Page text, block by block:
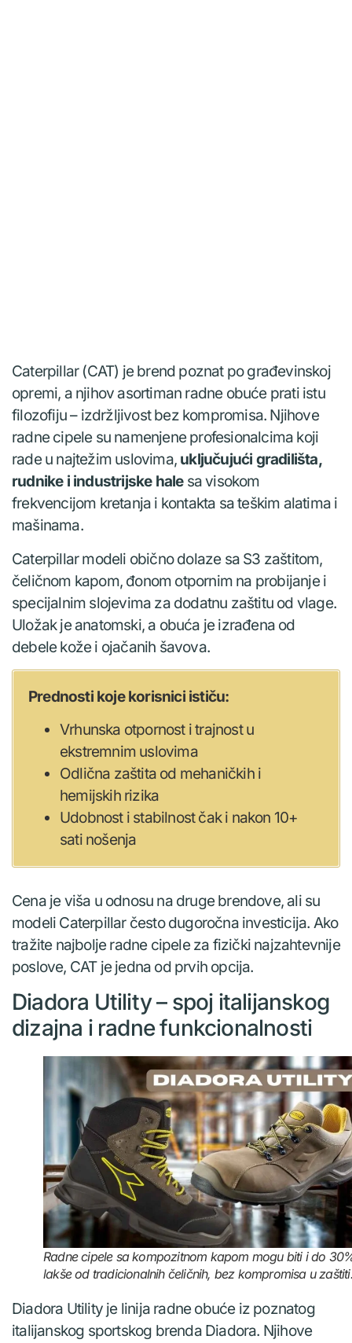
Caterpillar (CAT) je brend poznat po građevinskoj
opremi, a njihov asortiman radne obuće prati istu
filozofiju – izdržljivost bez kompromisa. Njihove
radne cipele su namenjene profesionalcima koji
rade u najtežim uslovima, uključujući gradilišta,
rudnike i industrijske halesa visokom
frekvencijom kretanja i kontakta sa teškim alatima i
mašinama.
Caterpillar modeli obično dolaze sa S3 zaštitom,
čeličnom kapom, đonom otpornim na probijanje i
specijalnim slojevima za dodatnu zaštitu od vlage.
Uložak je anatomski, a obuća je izrađena od
debele kože i ojačanih šavova.
Prednosti koje korisnici ističu:
Vrhunska otpornost i trajnost u
ekstremnim uslovima
Odlična zaštita od mehaničkih i
hemijskih rizika
Udobnost i stabilnost čak i nakon 10+
sati nošenja
Cena je viša u odnosu na druge brendove, ali su
modeli Caterpillar često dugoročna investicija. Ako
tražite najbolje radne cipele za fizički najzahtevnije
poslove, CAT je jedna od prvih opcija.
Diadora Utility – spoj italijanskog
dizajna i radne funkcionalnosti
Radne cipele sa kompozitnom kapom mogu biti i do
lakše od tradicionalnih čeličnih, bez kompromisa u
Diadora Utility je linija radne obuće iz poznatog
italijanskog sportskog brenda Diadora. Njihove